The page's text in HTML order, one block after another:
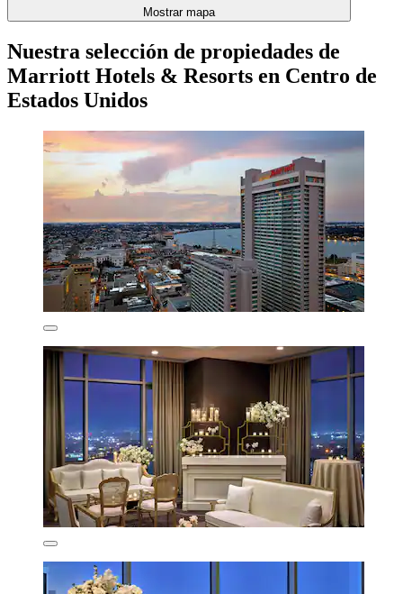
Mostrar mapa
Nuestra selección de propiedades de
Marriott Hotels & Resorts en Centro de
Estados Unidos